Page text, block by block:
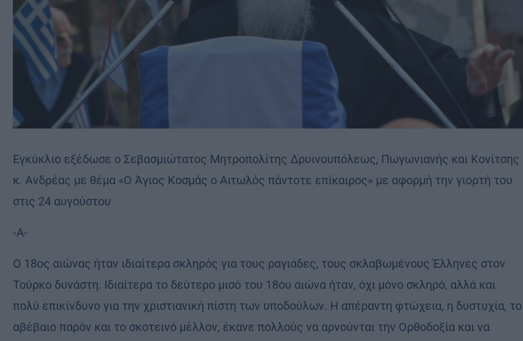
Εγκύκλιο εξέδωσε ο Σεβασμιώτατος Μητροπολίτης Δρυινουπόλεως, Πωγωνιανής και Κονίτσης
κ. Ανδρέας με θέμα «Ο Άγιος Κοσμάς ο Αιτωλός πάντοτε επίκαιρος» με αφορμή την γιορτή του
στις 24 αυγούστου
-Α-
Ο 18ος αιώνας ήταν ιδιαίτερα σκληρός για τους ραγιάδες, τους σκλαβωμένους Έλληνες στον
Τούρκο δυνάστη. Ιδιαίτερα το δεύτερο μισό του 18ου αιώνα ήταν, όχι μόνο σκληρό, αλλά και
πολύ επικίνδυνο για την χριστιανική πίστη των υποδούλων. Η απέραντη φτώχεια, η δυστυχία, το
αβέβαιο παρόν και το σκοτεινό μέλλον, έκανε πολλούς να αρνούνται την Ορθοδοξία και να